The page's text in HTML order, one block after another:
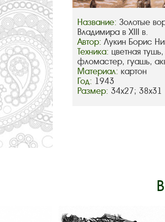
Название: Золотые
Владимира в XIII в.
Автор: Лукин Борис
Техника: цветная
фломастер, гуашь,
Материал: картон
Год: 1943
Размер: 34х27; 38х31